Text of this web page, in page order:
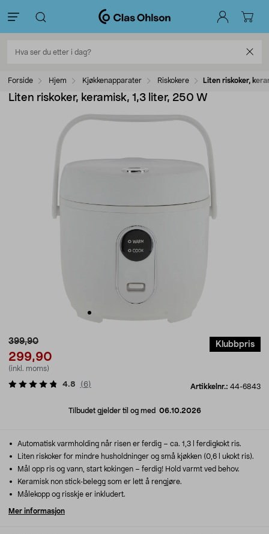
Forside Hjem Kjøkkenapparater Riskokere Liten riskoker,
Liten riskoker, keramisk, 1,3 liter, 250 W
399,90
299,90
(inkl. moms)
Klubbpris
Artikkelnr.: 44-6843
4.8 (6)
Tilbudet gjelder til og med 06.10.2026
Automatisk varmholding når risen er ferdig – ca. 1,3 l ferdigkokt ris.
Liten riskoker for mindre husholdninger og små kjøkken (0,6 l ukokt ris).
Mål opp ris og vann, start kokingen – ferdig! Hold varmt ved behov.
Keramisk non stick-belegg som er lett å rengjøre.
Målekopp og risskje er inkludert.
Mer informasjon